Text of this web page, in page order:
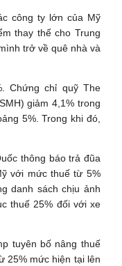
công ty lớn của Mỹ
thay thế cho Trung
trở về quê nhà và
Chứng chỉ quỹ The
giảm 4,1% trong
5%. Trong khi đó,
thông báo trả đũa
với mức thuế từ 5%
danh sách chịu ảnh
thuế 25% đối với xe
tuyên bố nâng thuế
25% mức hiện tại lên